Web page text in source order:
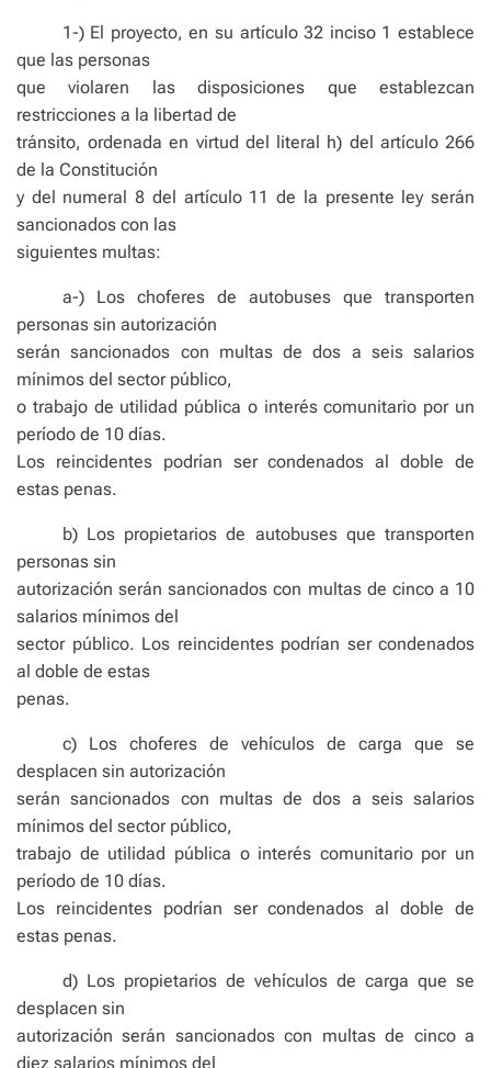
1-) El proyecto, en su artículo 32 inciso 1 establece
que las personas
que violaren las disposiciones que establezcan
restricciones a la libertad de
tránsito, ordenada en virtud del literal h) del artículo 266
de la Constitución
y del numeral 8 del artículo 11 de la presente ley serán
sancionados con las
siguientes multas:
a-) Los choferes de autobuses que transporten
personas sin autorización
serán sancionados con multas de dos a seis salarios
mínimos del sector público,
o trabajo de utilidad pública o interés comunitario por un
período de 10 días.
Los reincidentes podrían ser condenados al doble de
estas penas.
b) Los propietarios de autobuses que transporten
personas sin
autorización serán sancionados con multas de cinco a 10
salarios mínimos del
sector público. Los reincidentes podrían ser condenados
al doble de estas
penas.
c) Los choferes de vehículos de carga que se
desplacen sin autorización
serán sancionados con multas de dos a seis salarios
mínimos del sector público,
trabajo de utilidad pública o interés comunitario por un
período de 10 días.
Los reincidentes podrían ser condenados al doble de
estas penas.
d) Los propietarios de vehículos de carga que se
desplacen sin
autorización serán sancionados con multas de cinco a
diez salarios mínimos del